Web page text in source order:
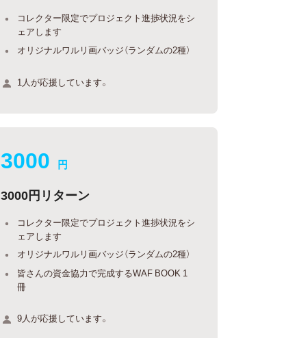
コレクター限定でプロジェクト進捗状況をシ
ェアします
オリジナルワルリ画バッジ（ランダムの2種）
1人が応援しています。
3000 円
3000円リターン
コレクター限定でプロジェクト進捗状況をシ
ェアします
オリジナルワルリ画バッジ（ランダムの2種）
皆さんの資金協力で完成するWAF BOOK 1
冊
9人が応援しています。